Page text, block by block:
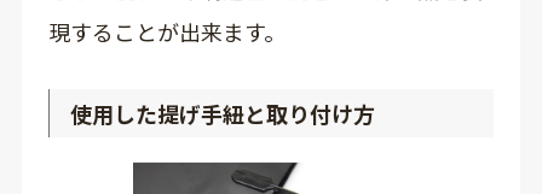
現することが出来ます。
使用した提げ手紐と取り付け方